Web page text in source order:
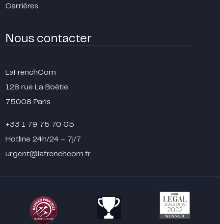
Carrières
Nous contacter
LaFrenchCom
128 rue La Boétie
75008 Paris
+33 1 79 75 70 05
Hotline 24h/24 – 7j/7
urgent@lafrenchcom.fr